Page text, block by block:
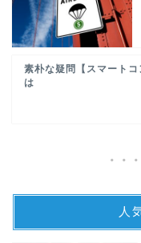
素朴な疑問【スマートコ
は
人